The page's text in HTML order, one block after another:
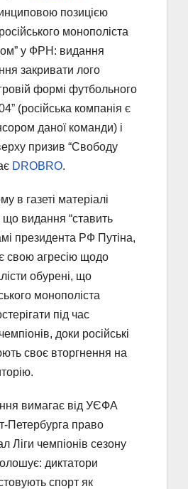
позицією
монополіста
у ФРН: видання
закривати лого
формі футбольного
(російська компанія є
даної команди) і
призив “Свободу
DROBRO.
в газеті матеріалі
що видання “ставить
президента РФ Путіна,
свою агресію щодо
обурені, що
монополіста
під час
доки російські
своє вторгнення на
вимагає від УЄФА
Петербурга право
Ліги чемпіонів сезону
диктатори
спорт як